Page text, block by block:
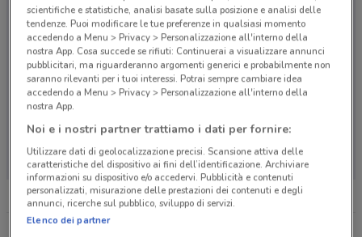
Non ci sono negozi nelle vicinanze
scientifiche e statistiche, analisi basate sulla posizione e analisi delle
tendenze. Puoi modificare le tue preferenze in qualsiasi momento
accedendo a Menu > Privacy > Personalizzazione all'interno della
nostra App. Cosa succede se rifiuti: Continuerai a visualizzare annunci
pubblicitari, ma riguarderanno argomenti generici e probabilmente non
saranno rilevanti per i tuoi interessi. Potrai sempre cambiare idea
accedendo a Menu > Privacy > Personalizzazione all'interno della
nostra App.
Noi e i nostri partner trattiamo i dati per fornire:
Utilizzare dati di geolocalizzazione precisi. Scansione attiva delle
caratteristiche del dispositivo ai fini dell’identificazione. Archiviare
informazioni su dispositivo e/o accedervi. Pubblicità e contenuti
personalizzati, misurazione delle prestazioni dei contenuti e degli
annunci, ricerche sul pubblico, sviluppo di servizi.
Elenco dei partner